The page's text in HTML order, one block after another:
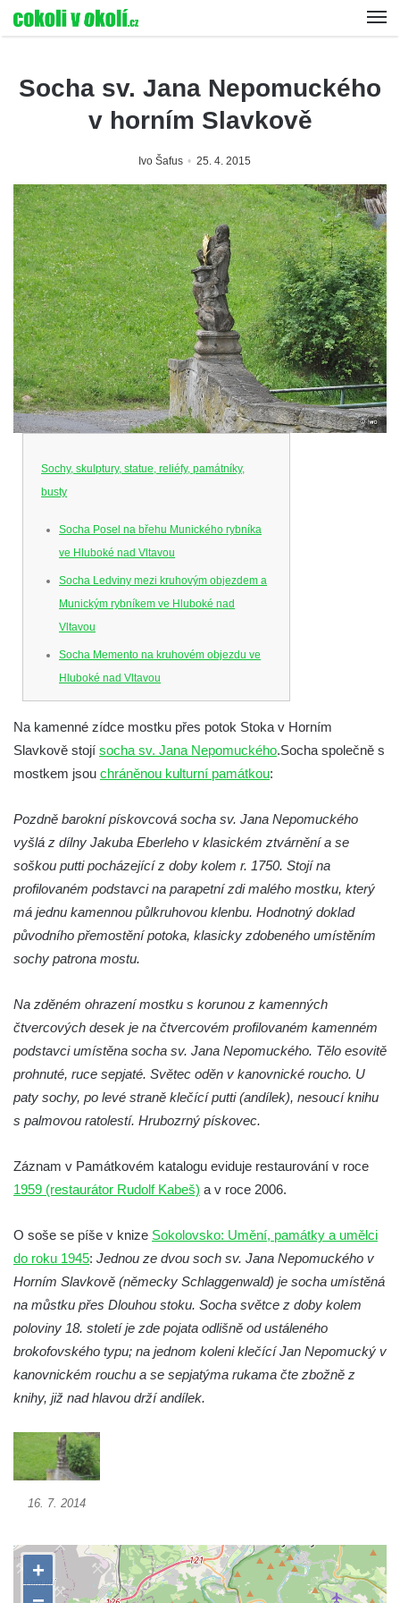
Socha sv. Jana Nepomuckého
v horním Slavkově
Ivo Šafus 25. 4. 2015
Sochy, skulptury, statue, reliéfy, památníky,
busty
Socha Posel na břehu Munického rybníka
ve Hluboké nad Vltavou
Socha Ledviny mezi kruhovým objezdem a
Munickým rybníkem ve Hluboké nad
Vltavou
Socha Memento na kruhovém objezdu ve
Hluboké nad Vltavou
Socha Chalikotérium v ZOO Hluboká
Socha Smilodon v ZOO Hluboká
Socha Veledaněk v ZOO Hluboká
Socha Plejtvák obrovský v ZOO Hluboká
Socha Medvěd jeskynní v ZOO Hluboká
Socha Mamutí lebka v ZOO Hluboká
Socha Mamut srstnatý v ZOO Hluboká
Socha Vydry si hrají v ZOO Hluboká
Socha Matka příroda v ZOO Hluboká
Socha Lišky v ZOO Hluboká
Socha Vlčice s mládětem v ZOO Hluboká
Socha Rys číhající na srnu v ZOO Hluboká
Socha Kozorožec horský v ZOO Hluboká
Socha Včela v ZOO Hluboká
Socha Housenka v ZOO Hluboká
Socha Nosorožík v ZOO Hluboká
Socha Beruška v ZOO Hluboká
Socha Vážka v ZOO Hluboká
Flamingo trůn v ZOO Hluboká
Lavička Kůň Převalského v ZOO Hluboká
Lysá nad Labem, barokní město Šporkovo
Socha Roháč v ZOO Hluboká
Socha Mystik v ZOO Hluboká
Na kamenné zídce mostku přes potok Stoka v Horním
Slavkově stojí socha sv. Jana Nepomuckého.Socha společně s
mostkem jsou chráněnou kulturní památkou:
Pozdně barokní pískovcová socha sv. Jana Nepomuckého
vyšlá z dílny Jakuba Eberleho v klasickém ztvárnění a se
soškou putti pocházející z doby kolem r. 1750. Stojí na
profilovaném podstavci na parapetní zdi malého mostku, který
má jednu kamennou půlkruhovou klenbu. Hodnotný doklad
původního přemostění potoka, klasicky zdobeného umístěním
sochy patrona mostu.
Na zděném ohrazení mostku s korunou z kamenných
čtvercových desek je na čtvercovém profilovaném kamenném
podstavci umístěna socha sv. Jana Nepomuckého. Tělo esovitě
prohnuté, ruce sepjaté. Světec oděn v kanovnické roucho. U
paty sochy, po levé straně klečící putti (andílek), nesoucí knihu
s palmovou ratolestí. Hrubozrný pískovec.
Záznam v Památkovém katalogu eviduje restaurování v roce
1959 (restaurátor Rudolf Kabeš) a v roce 2006.
O soše se píše v knize Sokolovsko: Umění, památky a umělci
do roku 1945: Jednou ze dvou soch sv. Jana Nepomuckého v
Horním Slavkově (německy Schlaggenwald) je socha umístěná
na můstku přes Dlouhou stoku. Socha světce z doby kolem
poloviny 18. století je zde pojata odlišně od ustáleného
brokofovského typu; na jednom koleni klečící Jan Nepomucký v
kanovnickém rouchu a se sepjatýma rukama čte zbožně z
knihy, již nad hlavou drží andílek.
16. 7. 2014